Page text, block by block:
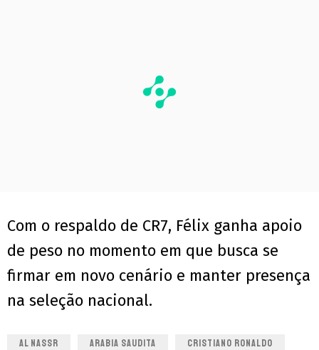
Com o respaldo de CR7, Félix ganha apoio
de peso no momento em que busca se
firmar em novo cenário e manter presença
na seleção nacional.
AL NASSR ARABIA SAUDITA CRISTIANO RONALDO